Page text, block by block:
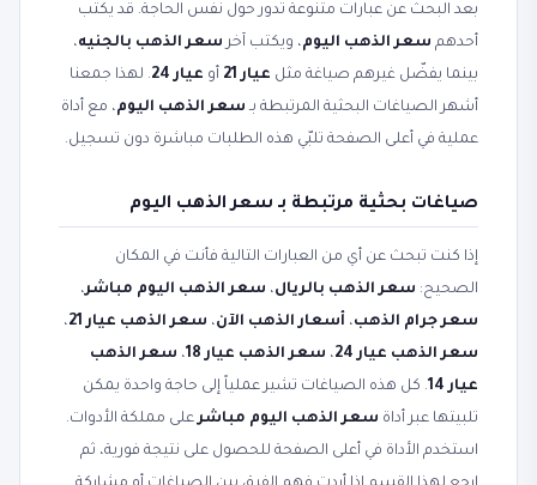
بعد البحث عن عبارات متنوعة تدور حول نفس الحاجة. قد يكتب
أحدهم سعر الذهب اليوم، ويكتب آخر سعر الذهب بالجنيه،
بينما يفضّل غيرهم صياغة مثل عيار 21 أو عيار 24
. لهذا جمعنا
أشهر الصياغات البحثية المرتبطة بـ سعر الذهب اليوم، مع أداة
عملية في أعلى الصفحة تلبّي هذه الطلبات مباشرة دون تسجيل.
صياغات بحثية مرتبطة بـ سعر الذهب اليوم
إذا كنت تبحث عن أي من العبارات التالية فأنت في المكان
الصحيح: سعر الذهب بالريال، سعر الذهب اليوم مباشر،
سعر جرام الذهب، أسعار الذهب الآن، سعر الذهب عيار 21
،
سعر الذهب عيار 24
، سعر الذهب عيار 18 ، سعر الذهب
عيار 14
. كل هذه الصياغات تشير عملياً إلى حاجة واحدة يمكن
تلبيتها عبر أداة سعر الذهب اليوم مباشرعلى مملكة الأدوات.
استخدم الأداة في أعلى الصفحة للحصول على نتيجة فورية، ثم